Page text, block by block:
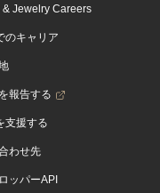
& Jewelry Careers
のキャリア
報告する
支援する
わせ先
ッパーAPI